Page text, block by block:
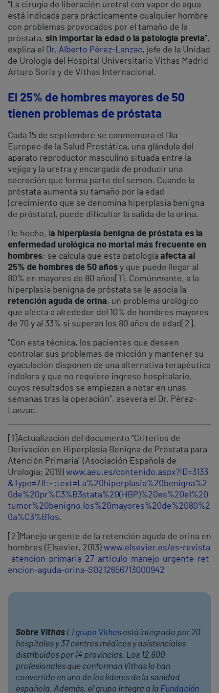
“La cirugía de liberación uretral con vapor de agua
está indicada para prácticamente cualquier hombre
con problemas provocados por el tamaño de la
próstata, sin importar la edad o la patología previa”,
explica el
Dr. Alberto Pérez-Lanzac, jefe de la Unidad
de Urología del Hospital Universitario Vithas Madrid
Arturo Soria y de Vithas Internacional.
El 25% de hombres mayores de 50
tienen problemas de próstata
Cada 15 de septiembre se conmemora el Día
Europeo de la Salud Prostática, una glándula del
aparato reproductor masculino situada entre la
vejiga y la uretra y encargada de producir una
secreción que forma parte del semen. Cuando la
próstata aumenta su tamaño por la edad
(crecimiento que se denomina hiperplasia benigna
de próstata), puede dificultar la salida de la orina.
De hecho, l a hiperplasia benigna de próstata es la
enfermedad urológica no mortal más frecuente en
hombres: se calcula que esta patología afecta al
25% de hombres de 50 años y que puede llegar al
80% en mayores de 80 años[ 1
]. Comúnmente, a la
hiperplasia benigna de próstata se le asocia la
retención aguda de orina, un problema urológico
que afecta a alrededor del 10% de hombres mayores
de 70 y al 33% si superan los 80 años de edad[ 2] .
“Con esta técnica, los pacientes que deseen
controlar sus problemas de micción y mantener su
eyaculación disponen de una alternativa terapéutica
indolora y que no requiere ingreso hospitalario,
cuyos resultados se empiezan a notar en unas
semanas tras la operación”, asevera el Dr. Pérez-
Lanzac.
[1 ]Actualización del documento “Criterios de
Derivación en Hiperplasia Benigna de Próstata para
Atención Primaria" (Asociación Española de
Urología; 2019) www.aeu.es/contenido.aspx?ID=3133
&Type=7#:~:text=La%20hiperplasia%20benigna%2
0de%20pr%C3%B3stata%20(HBP)%20es%20el%20
tumor%20benigno,los%20mayores%20de%2080%2
0a%C3%B1os.
2]
Manejo urgente de la retención aguda de orina en
hombres (Elsevier, 2013) www.elsevier.es/es-revista
-atencion-primaria-27-articulo-manejo-urgente-ret
encion-aguda-orina-S0212656713000942
Sobre Vithas El grupo Vithas está integrado por 20
hospitales y 37 centros médicos y asistenciales
distribuidos por 14 provincias. Los 12.600
profesionales que conforman Vithas lo han
convertido en uno de los líderes de la sanidad
española. Además, el grupo integra a la Fundación